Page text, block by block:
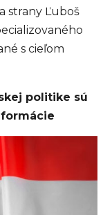
strany Ľuboš
s cieľom
politike sú